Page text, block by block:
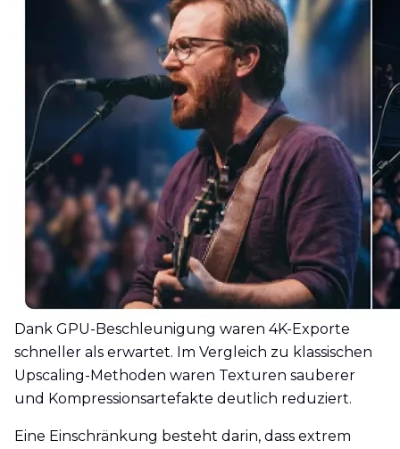
Dank GPU-Beschleunigung waren 4K-Exporte
schneller als erwartet. Im Vergleich zu klassischen
Upscaling-Methoden waren Texturen sauberer
und Kompressionsartefakte deutlich reduziert.
Eine Einschränkung besteht darin, dass extrem